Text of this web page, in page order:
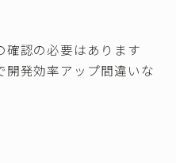
確認の必要はあります
開発効率アップ間違いな